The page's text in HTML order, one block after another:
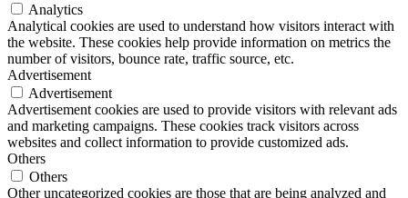
Analytics
Analytical cookies are used to understand how visitors interact with
the website. These cookies help provide information on metrics the
number of visitors, bounce rate, traffic source, etc.
Advertisement
Advertisement
Advertisement cookies are used to provide visitors with relevant ads
and marketing campaigns. These cookies track visitors across
websites and collect information to provide customized ads.
Others
Others
Other uncategorized cookies are those that are being analyzed and